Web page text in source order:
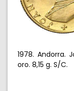
1978. Andorra.
oro. 8,15 g. S/C.